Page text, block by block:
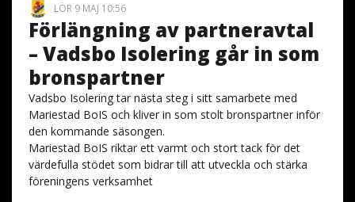
LÖR 9 MAJ 10:56
Förlängning av partneravtal
– Vadsbo Isolering går in som
bronspartner
Vadsbo Isolering tar nästa steg i sitt samarbete med
Mariestad BoIS och kliver in som stolt bronspartner inför
den kommande säsongen.
Mariestad BoIS riktar ett varmt och stort tack för det
värdefulla stödet som bidrar till att utveckla och stärka
föreningens verksamhet